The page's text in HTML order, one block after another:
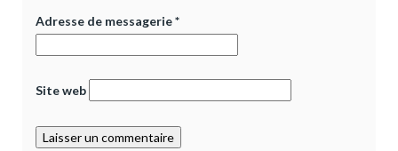
Adresse de messagerie*
Site web